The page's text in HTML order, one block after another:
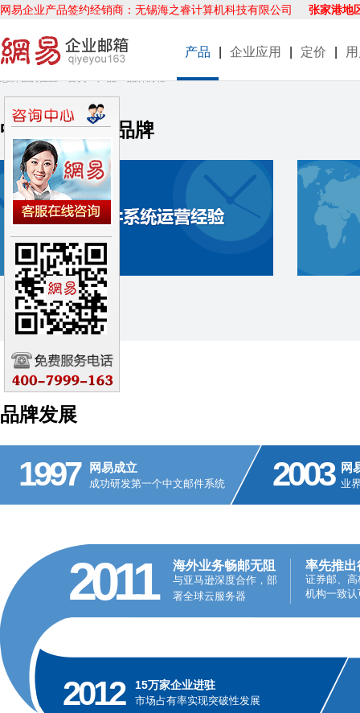
网易企业产品签约经销商：无锡海之睿计算机科技有限公司 张家港地
产品 企业应用 定价
您所在的位置：首页>产品>品牌历程
中文邮箱第一品牌
品牌发展
1997 网易成立
成功研发第一个中文邮件系统 2003 网
业
2011 海外业务畅邮无阻
与亚马逊深度合作，部
署全球云服务器
率先推出
证券邮、
机构一致认
2012 15万家企业进驻
市场占有率实现突破性发展